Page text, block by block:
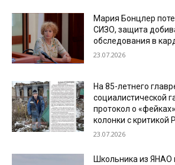
Мария Бонцлер
СИЗО, защита
обследования в
23.07.2026
На 85-летнего
социалистической
протокол о
колонки с критикой
23.07.2026
Школьника из ЯНАО